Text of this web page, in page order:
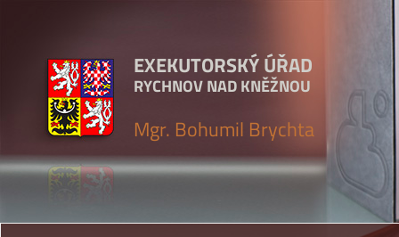
EXEKUTORSKÝ ÚŘAD
RYCHNOV NAD KNĚŽNOU
Mgr. Bohumil Brychta